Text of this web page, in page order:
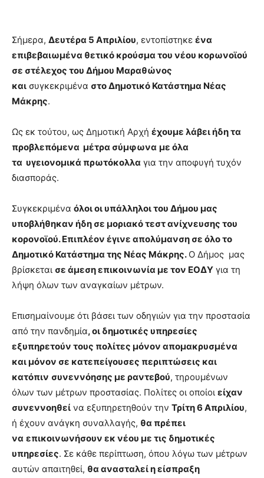
Σήμερα, Δευτέρα 5 Απριλίου, εντοπίστηκε ένα
επιβεβαιωμένα θετικό κρούσμα του νέου κορωνοϊού
σε στέλεχος του Δήμου Μαραθώνος
και συγκεκριμένα στο Δημοτικό Κατάστημα Νέας
Μάκρης.
Ως εκ τούτου, ως Δημοτική Αρχή έχουμε λάβει ήδη τα
προβλεπόμενα μέτρα σύμφωνα με όλα
τα υγειονομικά πρωτόκολλα για την αποφυγή τυχόν
διασποράς.
Συγκεκριμένα όλοι οι υπάλληλοι του Δήμου μας
υποβλήθηκαν ήδη σε μοριακό τεστ ανίχνευσης του
κορονοϊού. Επιπλέον έγινε απολύμανση σε όλο το
Δημοτικό Κατάστημα της Νέας Μάκρης. Ο Δήμος μας
βρίσκεται σε άμεση επικοινωνία με τον ΕΟΔΥ για τη
λήψη όλων των αναγκαίων μέτρων.
Επισημαίνουμε ότι βάσει των οδηγιών για την προστασία
από την πανδημία, οι δημοτικές υπηρεσίες
εξυπηρετούν τους πολίτες μόνον απομακρυσμένα
και μόνον σε κατεπείγουσες περιπτώσεις και
κατόπιν συνεννόησης με ραντεβού, τηρουμένων
όλων των μέτρων προστασίας. Πολίτες οι οποίοι είχαν
συνεννοηθεί να εξυπηρετηθούν την Τρίτη 6 Απριλίου,
ή έχουν ανάγκη συναλλαγής, θα πρέπει
να επικοινωνήσουν εκ νέου με τις δημοτικές
υπηρεσίες. Σε κάθε περίπτωση, όπου λόγω των μέτρων
αυτών απαιτηθεί, θα ανασταλεί η είσπραξη